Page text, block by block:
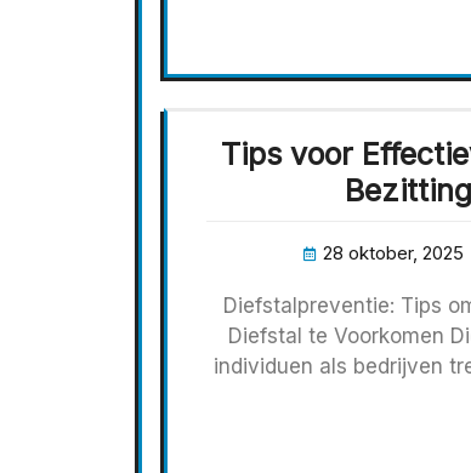
Tips voor
28 oktober, 2025
Diefstalpreventie: Tips
Diefstal te Voorkomen
individuen als bedrijven